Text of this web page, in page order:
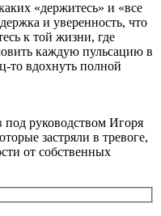
«держитесь» и «все
и уверенность, что
к той жизни, где
каждую пульсацию в
то вдохнуть полной
под руководством Игоря
застряли в тревоге,
от собственных